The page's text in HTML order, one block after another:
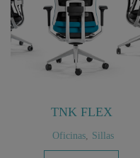
TNK FLEX
Oficinas Sillas